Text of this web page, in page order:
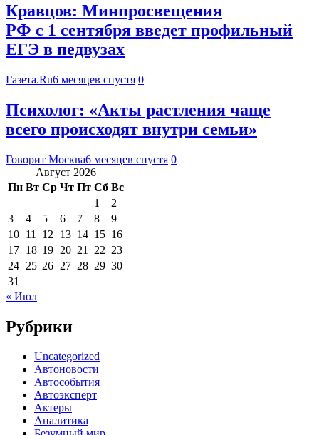
Кравцов: Минпросвещения
РФ с 1 сентября введет профильный
ЕГЭ в педвузах
Газета.Ru6 месяцев спустя 0
Психолог: «Акты растления чаще
всего происходят внутри семьи»
Говорит Москва6 месяцев спустя 0
Август 2026
Пн Вт Ср Чт Пт Сб Вс
1
2
3
4 5 6 7 8
9
10 11 12 13 14 15 16
17 18 19 20 21 22 23
24 25 26 27 28 29 30
31
« Июл
Рубрики
Uncategorized
Автоновости
Автособытия
Автоэксперт
Актеры
Аналитика